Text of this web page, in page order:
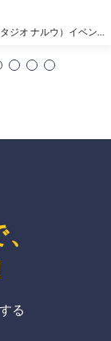
studio NARUU（スタジオ ナルウ）イベント事務局
る